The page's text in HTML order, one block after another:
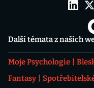
Další témata z našich
Moje Psychologie
Fantasy